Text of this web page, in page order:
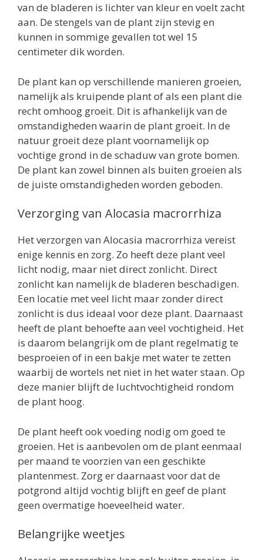
van de bladeren is lichter van kleur en voelt zacht
aan. De stengels van de plant zijn stevig en
kunnen in sommige gevallen tot wel 15
centimeter dik worden.
De plant kan op verschillende manieren groeien,
namelijk als kruipende plant of als een plant die
recht omhoog groeit. Dit is afhankelijk van de
omstandigheden waarin de plant groeit. In de
natuur groeit deze plant voornamelijk op
vochtige grond in de schaduw van grote bomen.
De plant kan zowel binnen als buiten groeien als
de juiste omstandigheden worden geboden.
Verzorging van Alocasia macrorrhiza
Het verzorgen van Alocasia macrorrhiza vereist
enige kennis en zorg. Zo heeft deze plant veel
licht nodig, maar niet direct zonlicht. Direct
zonlicht kan namelijk de bladeren beschadigen.
Een locatie met veel licht maar zonder direct
zonlicht is dus ideaal voor deze plant. Daarnaast
heeft de plant behoefte aan veel vochtigheid. Het
is daarom belangrijk om de plant regelmatig te
besproeien of in een bakje met water te zetten
waarbij de wortels net niet in het water staan. Op
deze manier blijft de luchtvochtigheid rondom
de plant hoog.
De plant heeft ook voeding nodig om goed te
groeien. Het is aanbevolen om de plant eenmaal
per maand te voorzien van een geschikte
plantenmest. Zorg er daarnaast voor dat de
potgrond altijd vochtig blijft en geef de plant
geen overmatige hoeveelheid water.
Belangrijke weetjes